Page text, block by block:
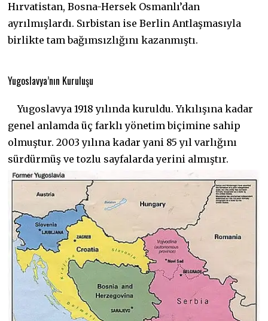
Hırvatistan, Bosna-Hersek Osmanlı’dan
ayrılmışlardı. Sırbistan ise Berlin Antlaşmasıyla
birlikte tam bağımsızlığını kazanmıştı.
Yugoslavya’nın Kuruluşu
Yugoslavya 1918 yılında kuruldu. Yıkılışına kadar
genel anlamda üç farklı yönetim biçimine sahip
olmuştur. 2003 yılına kadar yani 85 yıl varlığını
sürdürmüş ve tozlu sayfalarda yerini almıştır.